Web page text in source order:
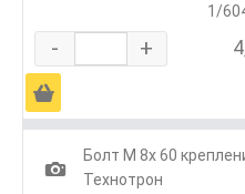
1/
- +
Ä
1
Болт М 8х 60
Технотрон